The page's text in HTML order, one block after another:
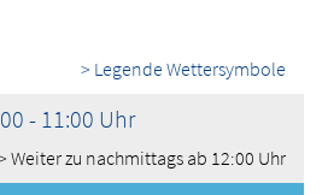
> Legende Wettersymbole
- 11:00 Uhr
Weiter zu nachmittags ab 12:00 Uhr